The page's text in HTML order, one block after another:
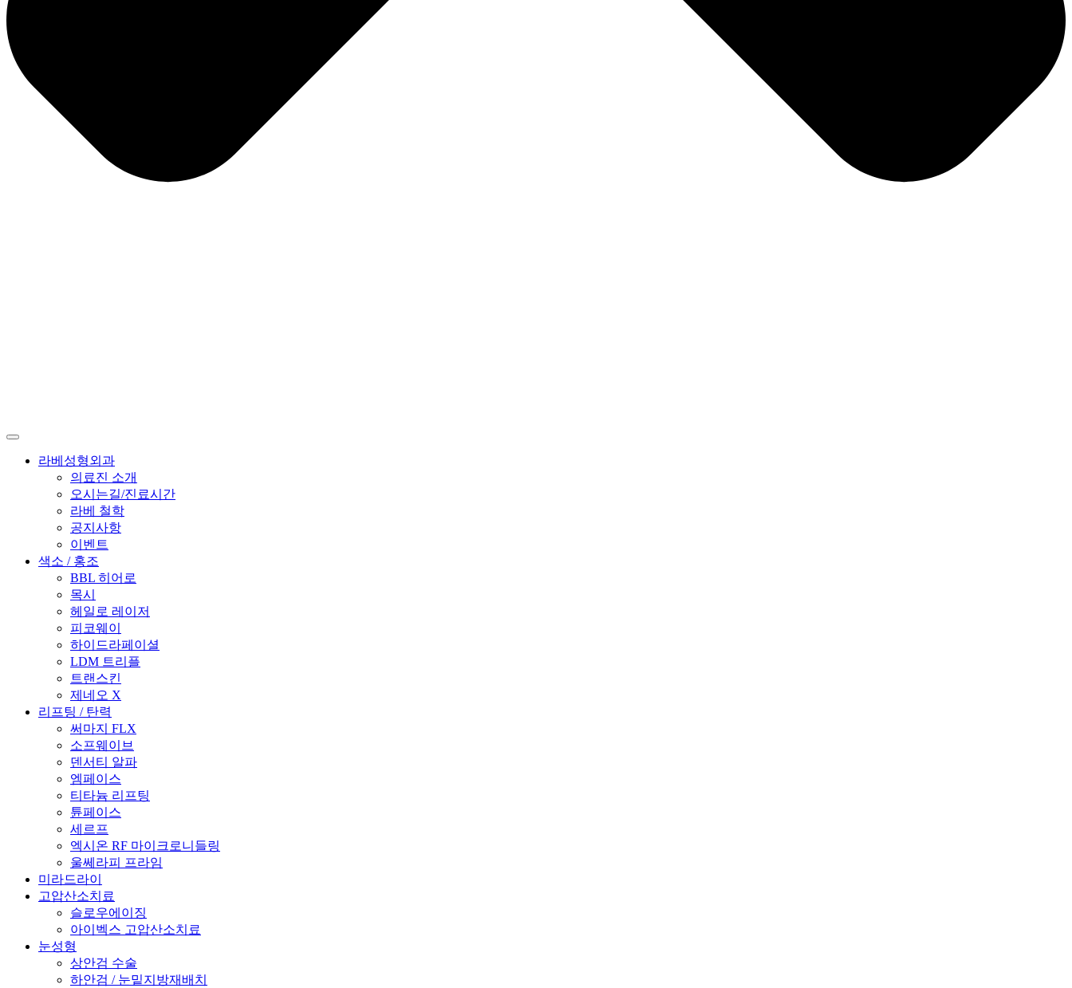
라베성형외과
의료진 소개
오시는길/진료시간
라베 철학
공지사항
이벤트
색소 / 홍조
BBL 히어로
목시
헤일로 레이저
피코웨이
하이드라페이셜
LDM 트리플
트랜스킨
제네오 X
리프팅 / 탄력
써마지 FLX
소프웨이브
덴서티 알파
엠페이스
티타늄 리프팅
튠페이스
세르프
엑시온 RF 마이크로니들링
울쎄라피 프라임
미라드라이
고압산소치료
슬로우에이징
아이벡스 고압산소치료
눈성형
상안검 수술
하안검 / 눈밑지방재배치